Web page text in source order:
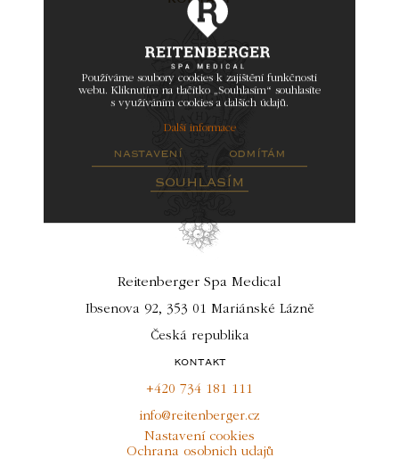
Reitenberger Spa Medical
Ibsenova 92, 353 01 Mariánské Lázně
Česká republika
kontakt
+420 734 181 111
info@reitenberger.cz
Používáme soubory cookies k zajištění funkčnosti
webu. Kliknutím na tlačítko „Souhlasím“ souhlasíte
s využíváním cookies a dalších údajů.
Další informace
nastavení odmítám
souhlasím
Nastavení cookies
Ochrana osobnich udajů